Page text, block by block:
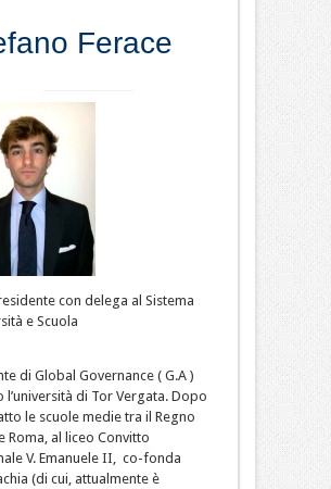
Ferace
con delega al Sistema
e Scuola
di Global Governance ( G.A )
l’università di Tor Vergata. Dopo
le scuole medie tra il Regno
Roma, al liceo Convitto
V. Emanuele II, co-fonda
(di cui, attualmente è